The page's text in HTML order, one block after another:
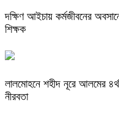
দক্ষিণ আইচায় কর্মজীবনের
শিক্ষক
লালমোহনে শহীদ নূরে আলমের
নীরবতা